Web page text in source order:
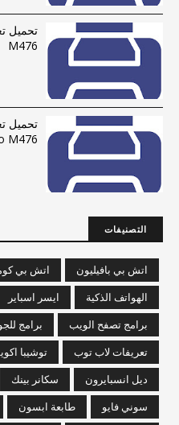
M476
M476
التصنيفات
اتش بي بافيليون اتش بي
الهواتف الذكية
ايسر اسباير
برامج تصفح الويب
برامج
تعريفات لاب توب
توشيبا
ديل انسبايرون
سكانر بينك
سوني فايو
طابعة ابسون